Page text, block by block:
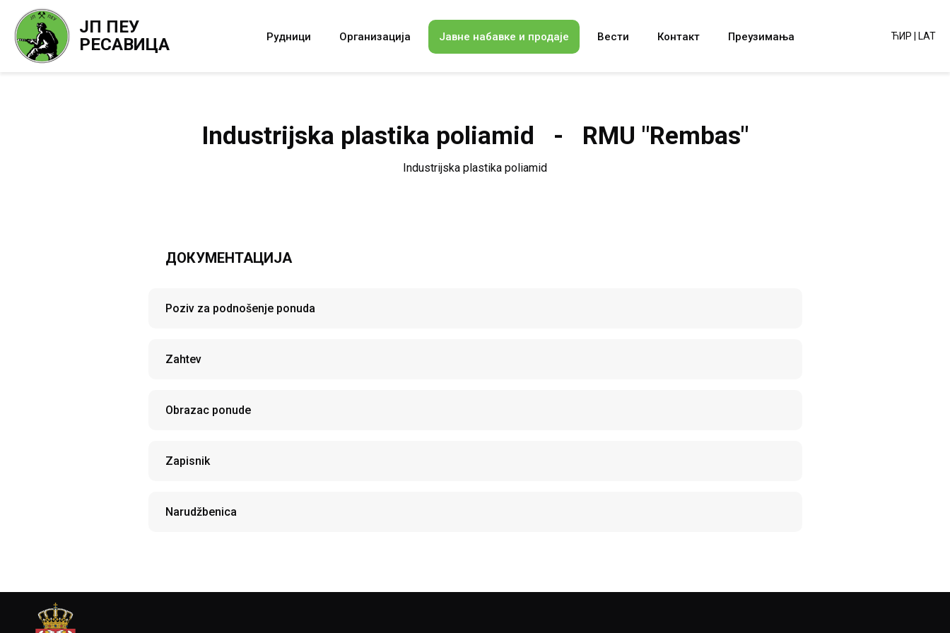
ЈП ПЕУ
РЕСАВИЦА
Рудници Организација Јавне набавке и продаје Вести Контакт Преузимања ЋИР LAT
Industrijska plastika poliamid - RMU "Rembas"
Industrijska plastika poliamid
ДОКУМЕНТАЦИЈА
Poziv za podnošenje ponuda
Zahtev
Obrazac ponude
Zapisnik
Narudžbenica